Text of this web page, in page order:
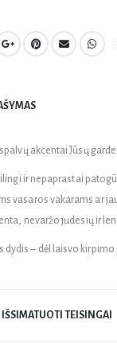
akcentai Jūsų
ir nepaprastai
vasaros vakarams ar
nevaržo judesių ir
dydis – dėl laisvo kirpimo
IŠSIMATUOTI TEISINGAI